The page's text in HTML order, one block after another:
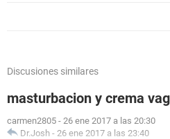
Discusiones similares
masturbacion y crema
carmen2805 - 26 ene 2017 a las 20:30
Dr.Josh - 26 ene 2017 a las 23:40